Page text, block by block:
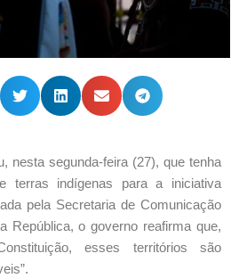
nesta segunda-feira (27), que tenha
terras indígenas para a iniciativa
pela Secretaria de Comunicação
República, o governo reafirma que,
esses territórios são